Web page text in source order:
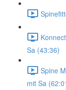
Sa (43:36)
Spine
mit Sa